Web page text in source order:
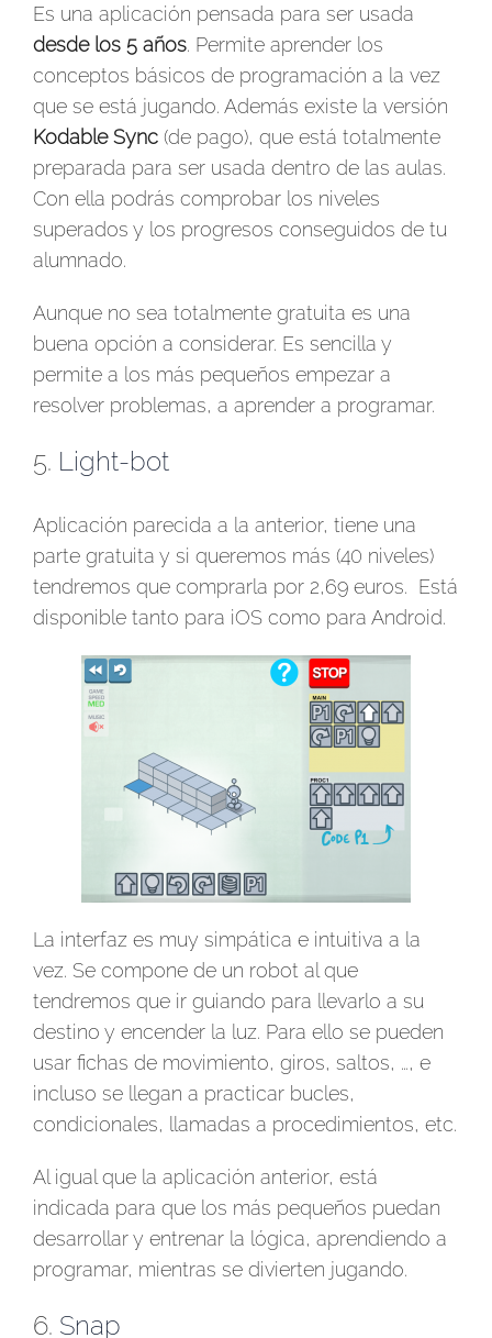
Es una aplicación pensada para ser usada
desde los 5 años. Permite aprender los
conceptos básicos de programación a la vez
que se está jugando. Además existe la versión
Kodable Sync (de pago), que está totalmente
preparada para ser usada dentro de las aulas.
Con ella podrás comprobar los niveles
superados y los progresos conseguidos de tu
alumnado.
Aunque no sea totalmente gratuita es una
buena opción a considerar. Es sencilla y
permite a los más pequeños empezar a
resolver problemas, a aprender a programar.
5. Light-bot
Aplicación parecida a la anterior, tiene una
parte gratuita y si queremos más (40 niveles)
tendremos que comprarla por 2,69 euros. Está
disponible tanto para iOS como para Android.
La interfaz es muy simpática e intuitiva a la
vez. Se compone de un robot al que
tendremos que ir guiando para llevarlo a su
destino y encender la luz. Para ello se pueden
usar fichas de movimiento, giros, saltos, …, e
incluso se llegan a practicar bucles,
condicionales, llamadas a procedimientos, etc.
Al igual que la aplicación anterior, está
indicada para que los más pequeños puedan
desarrollar y entrenar la lógica, aprendiendo a
programar, mientras se divierten jugando.
6. Snap